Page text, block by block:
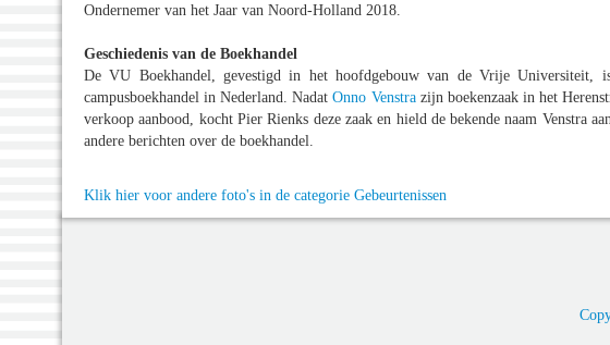
Ondernemer van het Jaar van Noord-Holland 2018.
Geschiedenis van de Boekhandel
De VU Boekhandel, gevestigd in het hoofdgebouw van de Vrije Universiteit,
campusboekhandel in Nederland. NadatOnno Venstrazijn boekenzaak in het
verkoop aanbood, kocht Pier Rienks deze zaak en hield de bekende naam Venstra
andere berichten over de boekhandel.
Klik hier voor andere foto's in de categorie Gebeurtenissen